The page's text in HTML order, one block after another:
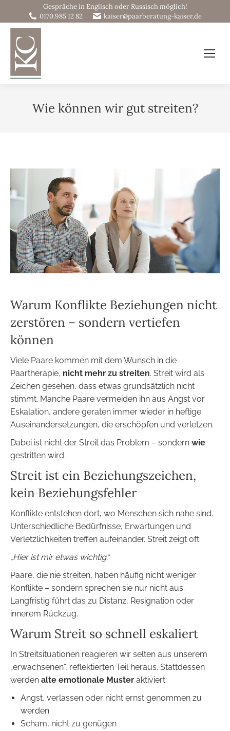
Gespräche in Englisch oder Russisch möglich!
0170.985 12 82
kaiser@paarberatung-kaiser.de
Wie können wir gut streiten?
Warum Konflikte Beziehungen nicht
zerstören – sondern vertiefen
können
Viele Paare kommen mit dem Wunsch in die
Paartherapie, nicht mehr zu streiten. Streit wird als
Zeichen gesehen, dass etwas grundsätzlich nicht
stimmt. Manche Paare vermeiden ihn aus Angst vor
Eskalation, andere geraten immer wieder in heftige
Auseinandersetzungen, die erschöpfen und verletzen.
Dabei ist nicht der Streit das Problem – sondern wie
gestritten wird.
Streit ist ein Beziehungszeichen,
kein Beziehungsfehler
Konflikte entstehen dort, wo Menschen sich nahe sind.
Unterschiedliche Bedürfnisse, Erwartungen und
Verletzlichkeiten treffen aufeinander. Streit zeigt oft:
„Hier ist mir etwas wichtig.“
Paare, die nie streiten, haben häufig nicht weniger
Konflikte – sondern sprechen sie nur nicht aus.
Langfristig führt das zu Distanz, Resignation oder
innerem Rückzug.
Warum Streit so schnell eskaliert
In Streitsituationen reagieren wir selten aus unserem
„erwachsenen“, reflektierten Teil heraus. Stattdessen
werden alte emotionale Muster aktiviert:
Angst, verlassen oder nicht ernst genommen zu
werden
Scham, nicht zu genügen